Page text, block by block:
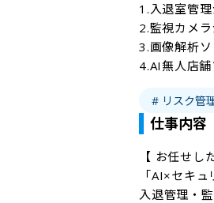
1.入退室管
2.監視カメ
3.画像解析
4.AI無人店
# リスク管
仕事内容
【 お任せし
「AI×セキ
入退管理・